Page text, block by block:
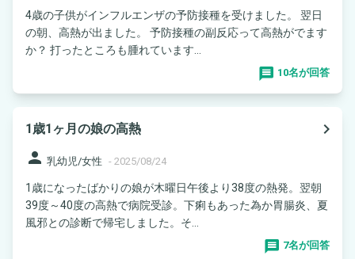
4歳の子供がインフルエンザの予防接種を受けました。 翌日
の朝、高熱が出ました。 予防接種の副反応って高熱がでます
か？ 打ったところも腫れています...
10名が回答
1歳1ヶ月の娘の高熱
navigate_next
person 乳幼児/女性 - 2025/08/24
1歳になったばかりの娘が木曜日午後より38度の熱発。翌朝
39度～40度の高熱で病院受診。下痢もあった為か胃腸炎、夏
風邪との診断で帰宅しました。そ...
7名が回答